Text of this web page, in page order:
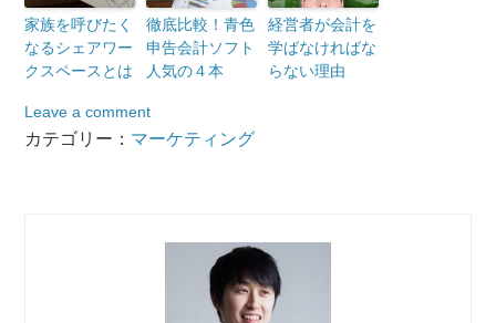
家族を呼びたく
なるシェアワー
クスペースとは
徹底比較！青色
申告会計ソフト
人気の４本
経営者が会計を
学ばなければな
らない理由
Leave a comment
カテゴリー： マーケティング